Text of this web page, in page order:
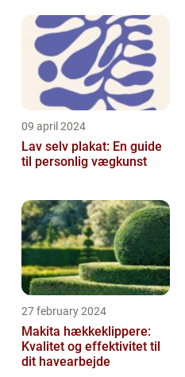
09 april 2024
Lav selv plakat: En guide
til personlig vægkunst
27 february 2024
Makita hækkeklippere:
Kvalitet og effektivitet til
dit havearbejde